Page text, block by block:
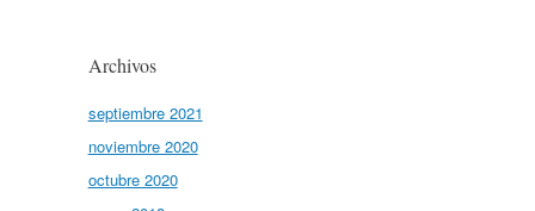
Archivos
septiembre 2021
noviembre 2020
octubre 2020